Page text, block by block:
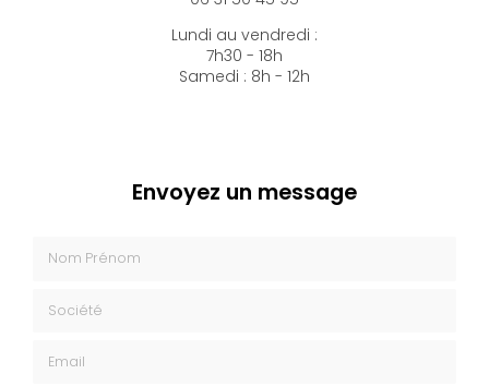
Lundi au vendredi :
7h30 - 18h
Samedi : 8h - 12h
Envoyez un message